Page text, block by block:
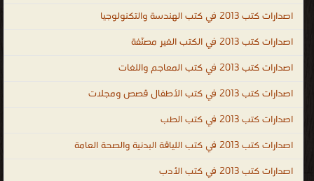
الأحياء إلخ،، ال العلمية
اصدارات كتب 2013 في كتب الهندسة والتكنولوجيا
اصدارات كتب 2013 في الكتب الغير مصنّفة
اصدارات كتب 2013 في كتب المعاجم واللغات
اصدارات كتب 2013 في كتب الأطفال قصص ومجلات
اصدارات كتب 2013 في كتب الطب
اصدارات كتب 2013 في كتب اللياقة البدنية والصحة العامة
اصدارات كتب 2013 في كتب الأدب